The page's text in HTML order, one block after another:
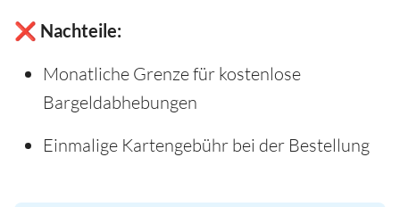
❌ Nachteile:
Monatliche Grenze für kostenlose
Bargeldabhebungen
Einmalige Kartengebühr bei der Bestellung